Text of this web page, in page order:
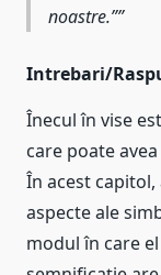
noastre.”
Intrebari/
Înecul în vise
care poate
În acest
aspecte ale
modul în care